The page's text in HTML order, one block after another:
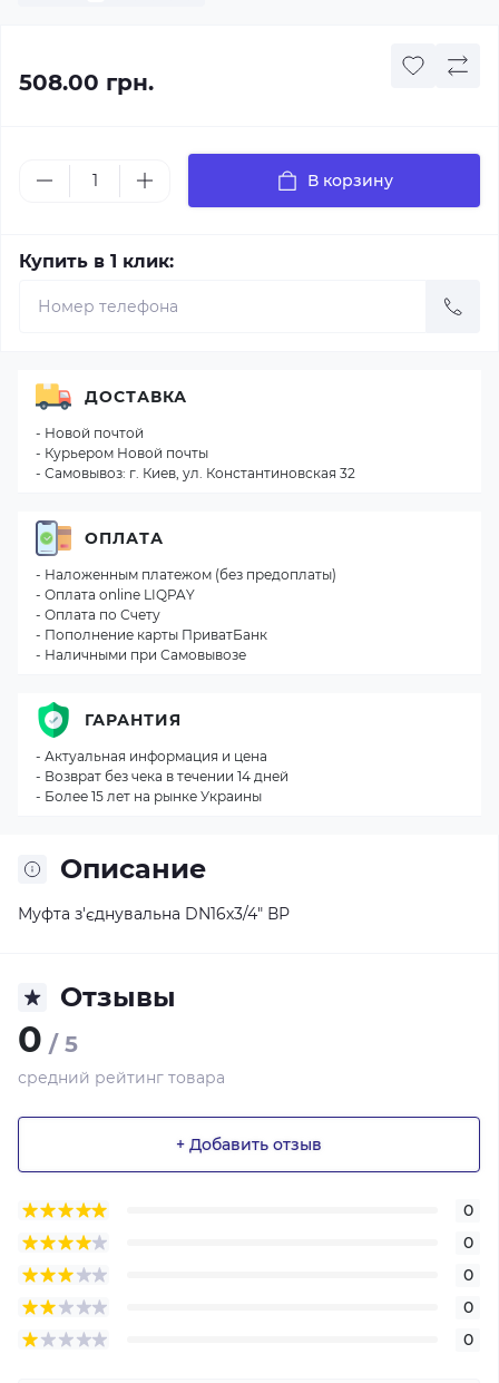
508.00 грн.
В корзину
Купить в 1 клик:
Описание
Муфта з'єднувальна DN16х3/4" ВР
Отзывы
0 / 5
средний рейтинг товара
+ Добавить отзыв
0
0
0
0
0
ДОСТАВКА
- Новой почтой
- Курьером Новой почты
- Самовывоз: г. Киев, ул. Константиновская 32
ОПЛАТА
- Наложенным платежом (без предоплаты)
- Оплата online LIQPAY
- Оплата по Счету
- Пополнение карты ПриватБанк
- Наличными при Самовывозе
ГАРАНТИЯ
- Актуальная информация и цена
- Возврат без чека в течении 14 дней
- Более 15 лет на рынке Украины